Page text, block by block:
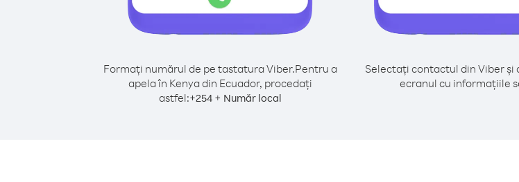
Formați numărul de pe tastatura Viber.Pentru a
apela în Kenya din Ecuador, procedați
astfel:+254+ Număr local
Selectați contactul din Viber și
ecranul cu informațiile